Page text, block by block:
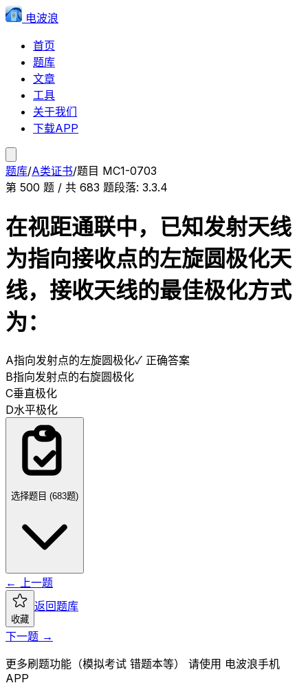
电波浪
首页
题库
文章
工具
关于我们
下载APP
题库/A类证书/题目 MC1-0703
第 500 题 / 共 683 题段落: 3.3.4
在视距通联中，已知发射天线
为指向接收点的左旋圆极化天
线，接收天线的最佳极化方式
为：
A指向发射点的左旋圆极化✓ 正确答案
B指向发射点的右旋圆极化
C垂直极化
D水平极化
选择题目 (683题)
← 上一题
收藏
返回题库
下一题 →
更多刷题功能（模拟考试 错题本等） 请使用 电波浪手机
APP